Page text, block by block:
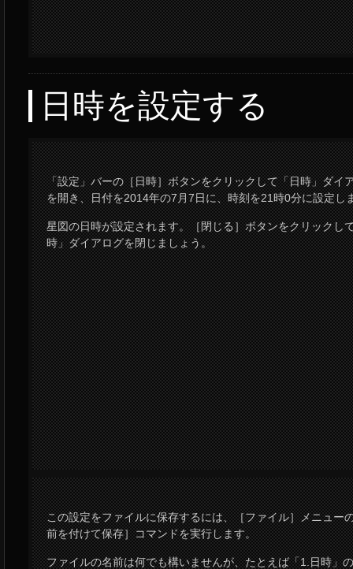
日時を設定する
「設定」バーの［日時］ボタンをクリックして「日時」ダイ
を開き、日付を2014年の7月7日に、時刻を21時0分に設定し
星図の日時が設定されます。［閉じる］ボタンをクリックし
時」ダイアログを閉じましょう。
この設定をファイルに保存するには、［ファイル］メニュー
前を付けて保存］コマンドを実行します。
ファイルの名前は何でも構いませんが、たとえば「1.日時」